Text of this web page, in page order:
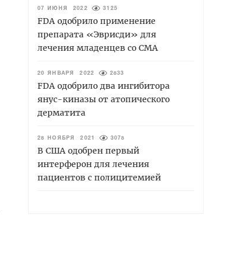
07 ИЮНЯ 2022 3125
FDA одобрило применение
препарата «Эврисди» для
лечения младенцев со СМА
20 ЯНВАРЯ 2022 2833
FDA одобрило два ингибитора
янус-киназы от атопического
дерматита
28 НОЯБРЯ 2021 3078
В США одобрен первый
интерферон для лечения
пациентов с полицитемией